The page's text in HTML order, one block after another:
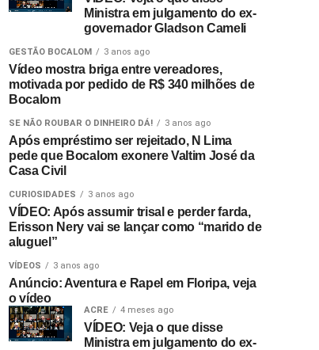
Ministra em julgamento do ex-
governador Gladson Cameli
GESTÃO BOCALOM 3 anos ago
Vídeo mostra briga entre vereadores,
motivada por pedido de R$ 340 milhões de
Bocalom
SE NÃO ROUBAR O DINHEIRO DÁ! 3 anos ago
Após empréstimo ser rejeitado, N Lima
pede que Bocalom exonere Valtim José da
Casa Civil
CURIOSIDADES 3 anos ago
VÍDEO: Após assumir trisal e perder farda,
Erisson Nery vai se lançar como “marido de
aluguel”
VÍDEOS 3 anos ago
Anúncio: Aventura e Rapel em Floripa, veja
o vídeo
ACRE 4 meses ago
VÍDEO: Veja o que disse
Ministra em julgamento do ex-